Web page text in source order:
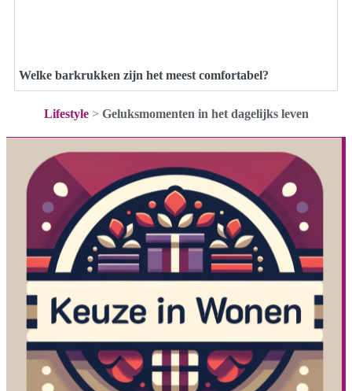
Welke barkrukken zijn het meest comfortabel?
Lifestyle> Geluksmomenten in het dagelijks leven